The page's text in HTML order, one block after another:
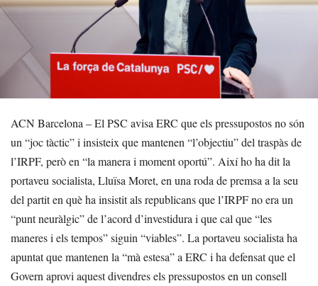
ACN Barcelona – El PSC avisa ERC que els pressupostos no són
un “joc tàctic” i insisteix que mantenen “l’objectiu” del traspàs de
l’IRPF, però en “la manera i moment oportú”. Així ho ha dit la
portaveu socialista, Lluïsa Moret, en una roda de premsa a la seu
del partit en què ha insistit als republicans que l’IRPF no era un
“punt neuràlgic” de l’acord d’investidura i que cal que “les
maneres i els tempos” siguin “viables”. La portaveu socialista ha
apuntat que mantenen la “mà estesa” a ERC i ha defensat que el
Govern aprovi aquest divendres els pressupostos en un consell